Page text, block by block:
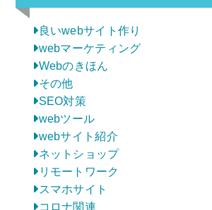
良いwebサイト作り
webマーケティング
Webのきほん
その他
SEO対策
webツール
webサイト紹介
ネットショップ
リモートワーク
スマホサイト
コロナ関連